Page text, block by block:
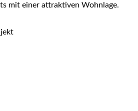
mit einer attraktiven Wohnlage.